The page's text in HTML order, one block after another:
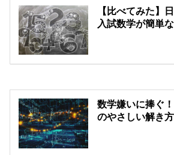
【比べてみた】
入試数学が簡単
数学嫌いに捧ぐ
のやさしい解き方